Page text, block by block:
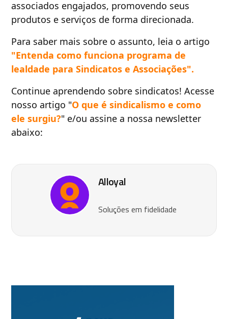
associados engajados, promovendo seus
produtos e serviços de forma direcionada.
Para saber mais sobre o assunto, leia o artigo
"Entenda como funciona programa de
lealdade para Sindicatos e Associações".
Continue aprendendo sobre sindicatos! Acesse
nosso artigo "O que é sindicalismo e como
ele surgiu?" e/ou assine a nossa newsletter
abaixo:
Alloyal
Soluções em fidelidade